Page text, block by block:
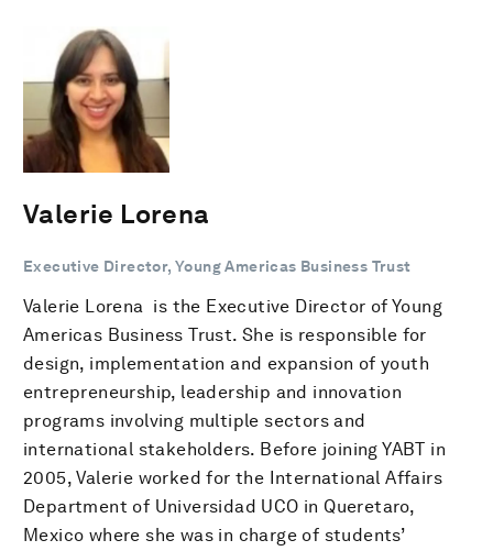
Valerie Lorena
Executive Director, Young Americas Business Trust
Valerie Lorena is the Executive Director of Young
Americas Business Trust. She is responsible for
design, implementation and expansion of youth
entrepreneurship, leadership and innovation
programs involving multiple sectors and
international stakeholders. Before joining YABT in
2005, Valerie worked for the International Affairs
Department of Universidad UCO in Queretaro,
Mexico where she was in charge of students’